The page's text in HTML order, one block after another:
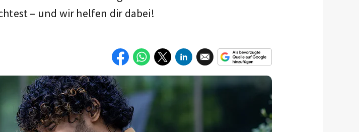
– und wir helfen dir dabei!